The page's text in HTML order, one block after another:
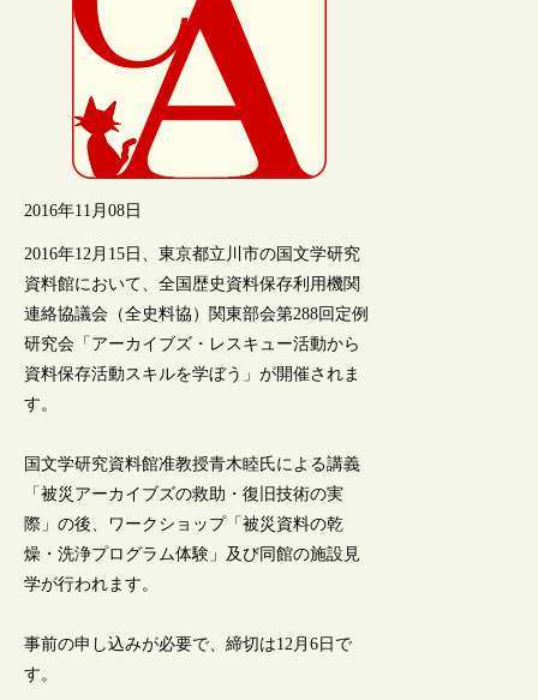
2016年11月08日
2016年12月15日、東京都立川市の国文学研究
資料館において、全国歴史資料保存利用機関
連絡協議会（全史料協）関東部会第288回定例
研究会「アーカイブズ・レスキュー活動から
資料保存活動スキルを学ぼう」が開催されま
す。
国文学研究資料館准教授青木睦氏による講義
「被災アーカイブズの救助・復旧技術の実
際」の後、ワークショップ「被災資料の乾
燥・洗浄プログラム体験」及び同館の施設見
学が行われます。
事前の申し込みが必要で、締切は12月6日で
す。